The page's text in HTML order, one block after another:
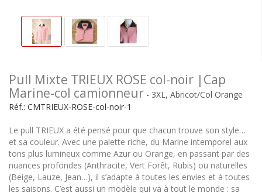
Pull Mixte TRIEUX ROSE col-noir |Cap
Marine-col camionneur - 3XL, Abricot/Col Orange
Réf.: CMTRIEUX-ROSE-col-noir-1
Le pull TRIEUX a été pensé pour que chacun trouve son style…
et sa couleur. Avec une palette riche, du Marine intemporel aux
tons plus lumineux comme Azur ou Orange, en passant par des
nuances profondes (Anthracite, Vert Forêt, Rubis) ou naturelles
(Beige, Lauze, Jean…), il s’adapte à toutes les envies et à toutes
les saisons. C’est aussi un modèle qui va à tout le monde : sa